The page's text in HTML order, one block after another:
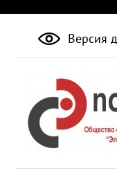
Версия